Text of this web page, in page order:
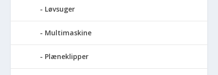
Løvsuger
Multimaskine
Plæneklipper